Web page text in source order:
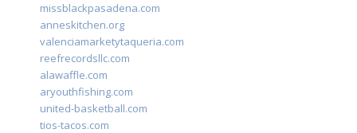
missblackpasadena.com
anneskitchen.org
valenciamarketytaqueria.com
reefrecordsllc.com
alawaffle.com
aryouthfishing.com
united-basketball.com
tios-tacos.com